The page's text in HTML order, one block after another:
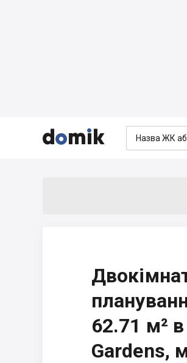



62.71 м²
Gardens,